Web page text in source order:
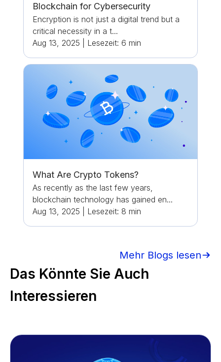
Blockchain for Cybersecurity
Encryption is not just a digital trend but a
critical necessity in a t...
Aug 13, 2025
Lesezeit: 6 min
What Are Crypto Tokens?
As recently as the last few years,
blockchain technology has gained en...
Aug 13, 2025
Lesezeit: 8 min
Mehr Blogs lesen
Das Könnte Sie Auch
Interessieren